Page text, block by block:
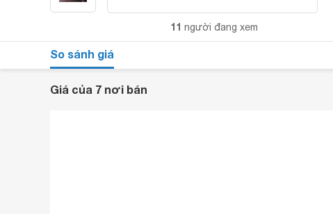
11 người đang xem
So sánh giá
Giá của 7 nơi bán